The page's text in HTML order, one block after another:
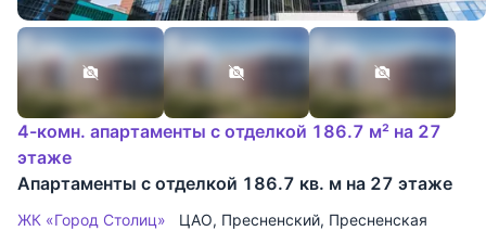
4-комн. апартаменты с отделкой 186.7 м² на 27
этаже
Апартаменты с отделкой 186.7 кв. м на 27 этаже
ЖК «Город Столиц» ЦАО, Пресненский, Пресненская